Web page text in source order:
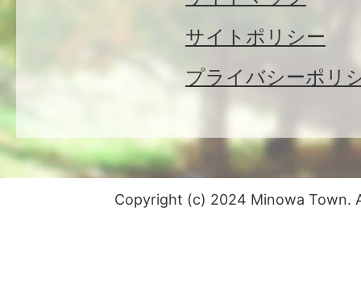
サイトポリシー
プライバシーポリ
Copyright (c) 2024 Minowa Town.